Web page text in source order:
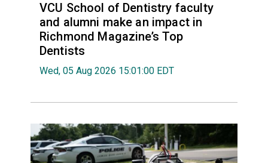
VCU School of Dentistry faculty
and alumni make an impact in
Richmond Magazine’s Top
Dentists
Wed, 05 Aug 2026 15:01:00 EDT